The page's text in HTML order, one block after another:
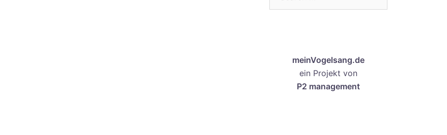
meinVogelsang.de
ein Projekt von
P2 management